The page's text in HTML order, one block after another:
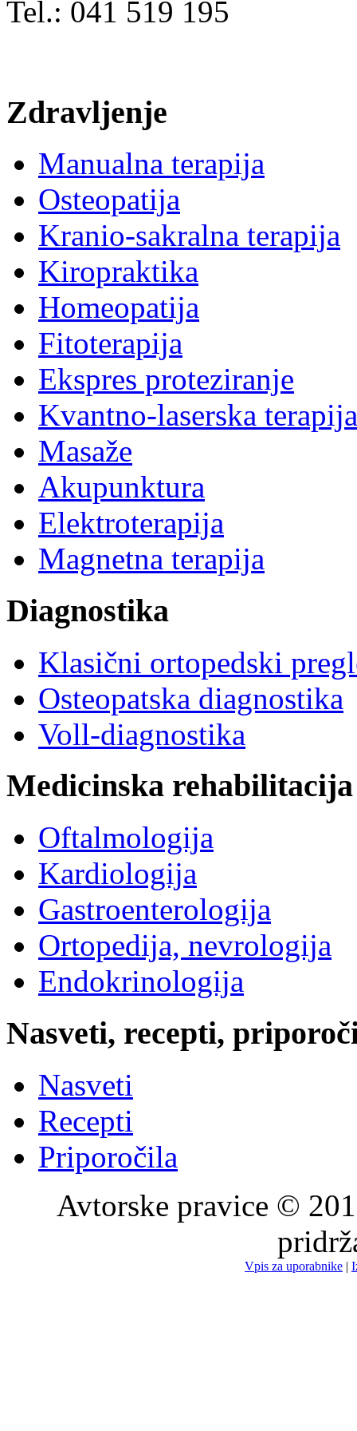
Tel.: 041 519 195
Zdravljenje
Manualna terapija
Osteopatija
Kranio-sakralna terapija
Kiropraktika
Homeopatija
Fitoterapija
Ekspres proteziranje
Kvantno-laserska terapija
Masaže
Akupunktura
Elektroterapija
Magnetna terapija
Diagnostika
Klasični ortopedski
Osteopatska diagnostika
Voll-diagnostika
Medicinska rehabilitacija
Oftalmologija
Kardiologija
Gastroenterologija
Ortopedija, nevrologija
Endokrinologija
Nasveti, recepti,
Nasveti
Recepti
Priporočila
Avtorske pravice ©
Vpis za uporabnike |